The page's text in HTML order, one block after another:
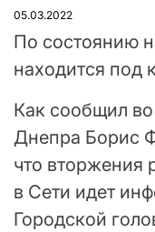
05.03.2022
По состоянию
находится под
Как сообщил
Днепра Борис
что вторжения
в Сети идет
Городской